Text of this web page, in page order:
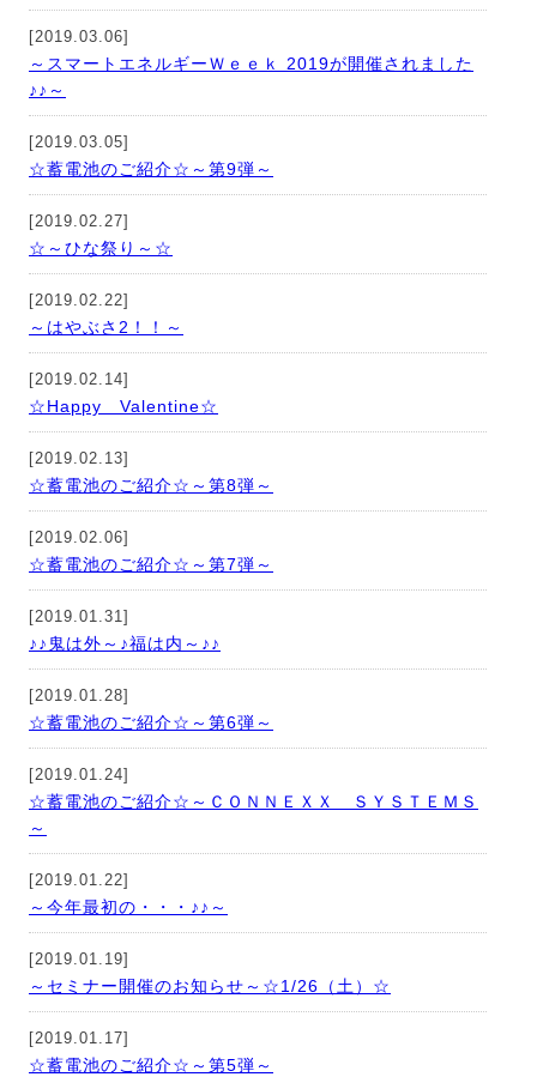
[2019.03.06]
～スマートエネルギーＷｅｅｋ 2019が開催されました
♪♪～
[2019.03.05]
☆蓄電池のご紹介☆～第9弾～
[2019.02.27]
☆～ひな祭り～☆
[2019.02.22]
～はやぶさ2！！～
[2019.02.14]
☆Happy Valentine☆
[2019.02.13]
☆蓄電池のご紹介☆～第8弾～
[2019.02.06]
☆蓄電池のご紹介☆～第7弾～
[2019.01.31]
♪♪鬼は外～♪福は内～♪♪
[2019.01.28]
☆蓄電池のご紹介☆～第6弾～
[2019.01.24]
☆蓄電池のご紹介☆～ＣＯＮＮＥＸＸ ＳＹＳＴＥＭＳ
～
[2019.01.22]
～今年最初の・・・♪♪～
[2019.01.19]
～セミナー開催のお知らせ～☆1/26（土）☆
[2019.01.17]
☆蓄電池のご紹介☆～第5弾～